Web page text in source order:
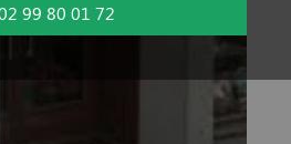
99 80 01 72